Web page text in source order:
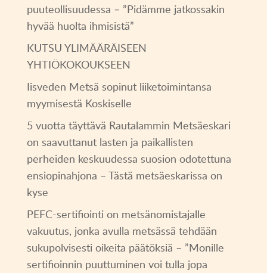
puuteollisuudessa – ”Pidämme jatkossakin
hyvää huolta ihmisistä”
KUTSU YLIMÄÄRÄISEEN
YHTIÖKOKOUKSEEN
Iisveden Metsä sopinut liiketoimintansa
myymisestä Koskiselle
5 vuotta täyttävä Rautalammin Metsäeskari
on saavuttanut lasten ja paikallisten
perheiden keskuudessa suosion odotettuna
ensiopinahjona – Tästä metsäeskarissa on
kyse
PEFC-sertifiointi on metsänomistajalle
vakuutus, jonka avulla metsässä tehdään
sukupolvisesti oikeita päätöksiä – ”Monille
sertifioinnin puuttuminen voi tulla jopa